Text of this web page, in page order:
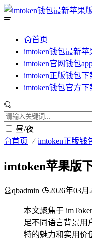
首页
imtoken钱包最新
imtoken官网钱包
imtoken正版钱包下
imtoken钱包官方下
昼/夜
首页 imtoken正版钱
imtoken苹果版
qbadmin 2026年03月
本文聚焦于
足不同语言背景用
特的魅力和实用价